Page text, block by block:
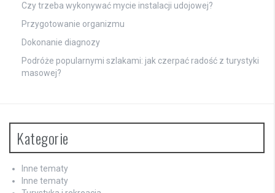
Czy trzeba wykonywać mycie instalacji udojowej?
Przygotowanie organizmu
Dokonanie diagnozy
Podróże popularnymi szlakami: jak czerpać radość z turystyki
masowej?
Kategorie
Inne tematy
Inne tematy